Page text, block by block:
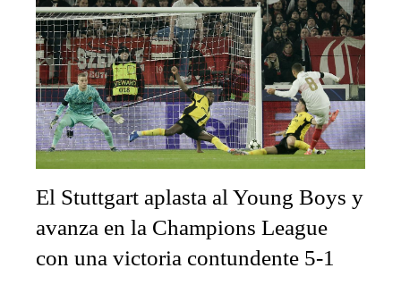
El Stuttgart aplasta al Young Boys y
avanza en la Champions League
con una victoria contundente 5-1